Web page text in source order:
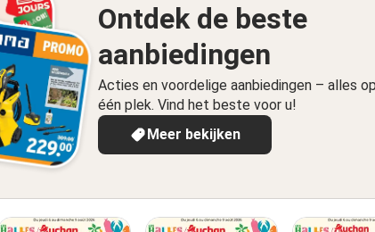
Ontdek de beste
aanbiedingen
Acties en voordelige aanbiedingen – alles
één plek. Vind het beste voor u!
Meer bekijken